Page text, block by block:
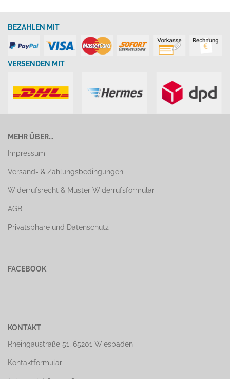
BEZAHLEN MIT
VERSENDEN MIT
MEHR ÜBER...
Impressum
Versand- & Zahlungsbedingungen
Widerrufsrecht & Muster-Widerrufsformular
AGB
Privatsphäre und Datenschutz
FACEBOOK
KONTAKT
Rheingaustraße 51, 65201 Wiesbaden
Kontaktformular